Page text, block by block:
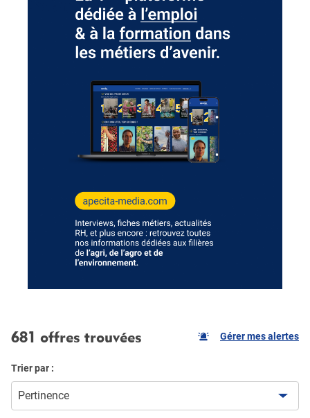
681 offres trouvées Gérer mes alertes
Trier par :
Pertinence